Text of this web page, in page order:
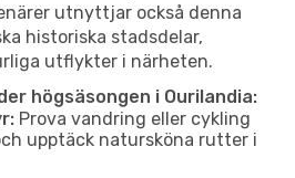
utnyttjar också denna
historiska stadsdelar,
utflykter i närheten.
högsäsongen i Ourilandia:
Prova vandring eller cykling
upptäck natursköna rutter i